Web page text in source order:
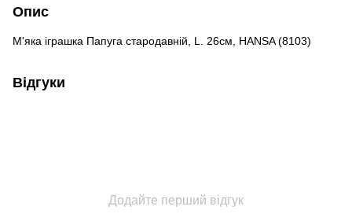
Опис
М'яка іграшка Папуга стародавній, L. 26см, HANSA (8103)
Відгуки
Додайте перший відгук